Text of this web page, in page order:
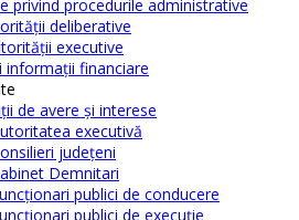
privind procedurile administrative
deliberative
executive
informaţii financiare
de avere şi interese
executivă
judeţeni
Demnitari
publici de conducere
publici de execuție